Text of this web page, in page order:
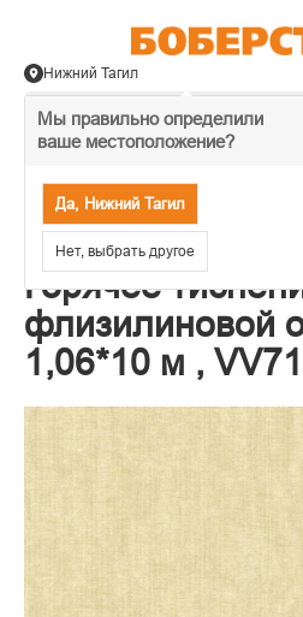
Мы правильно определили
ваше местоположение?
Да, Нижний Тагил
Нет, выбрать другое
Нижний Тагил
Обои VOG
Горячее
флизилиновой
1,06*10 м ,